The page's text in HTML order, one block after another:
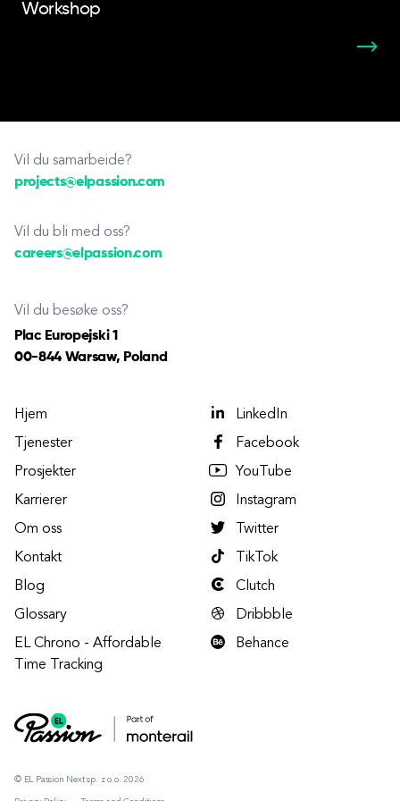
Workshop
Vil du samarbeide?
projects@elpassion.com
Vil du bli med oss?
careers@elpassion.com
Vil du besøke oss?
Plac Europejski 1
00-844 Warsaw, Poland
© EL Passion Next sp. z o.o. 2026
Hjem
Tjenester
Prosjekter
Karrierer
Om oss
Kontakt
Blog
Glossary
EL Chrono - Affordable
Time Tracking
LinkedIn
Facebook
YouTube
Instagram
Twitter
TikTok
Clutch
Dribbble
Behance